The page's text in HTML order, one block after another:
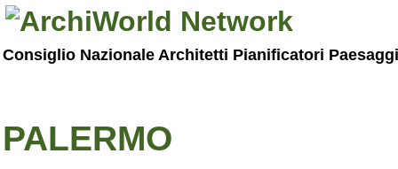
Consiglio Nazionale Architetti Pianificatori
PALERMO